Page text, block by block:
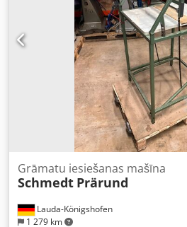
Lauda-Königshofen
1 279 km
Grāmatu iesiešanas mašīna
Schmedt Prärund